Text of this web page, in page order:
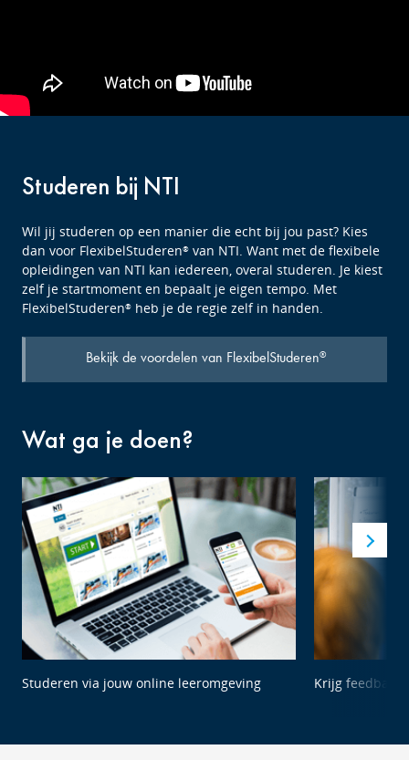
Studeren bij NTI
Wil jij studeren op een manier die echt bij jou past? Kies
dan voor FlexibelStuderen® van NTI. Want met de flexibele
opleidingen van NTI kan iedereen, overal studeren. Je kiest
zelf je startmoment en bepaalt je eigen tempo. Met
FlexibelStuderen® heb je de regie zelf in handen.
Bekijk de voordelen van FlexibelStuderen®
Wat ga je doen?
Studeren via jouw online leeromgeving Krijg feedback